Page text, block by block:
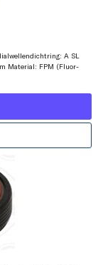
A SL
Material: FPM (Fluor-